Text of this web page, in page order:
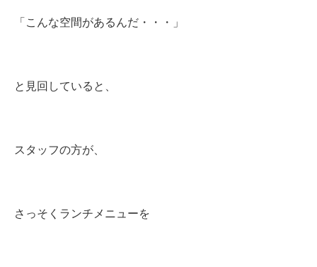
「こんな空間があるんだ・・・」
と見回していると、
スタッフの方が、
さっそくランチメニューを